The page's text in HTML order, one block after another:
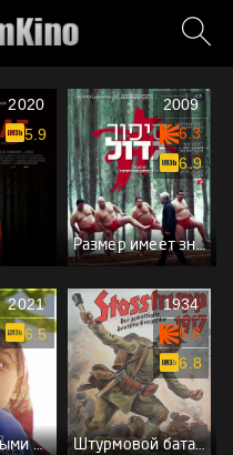
2020
5.9
Размер имеет значение
2009
6.3
6.9
Под фиговыми деревьями
2021
6.5
Штурмовой батальон 1917
1934
6.8
6.8